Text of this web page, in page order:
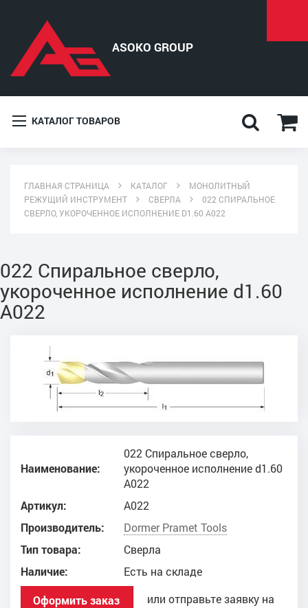
КАТАЛОГ ТОВАРОВ
ГЛАВНАЯ СТРАНИЦА КАТАЛОГ
МОНОЛИТНЫЙ
РЕЖУЩИЙ ИНСТРУМЕНТ
СВЕРЛА
022 СПИРАЛЬНОЕ
СВЕРЛО, УКОРОЧЕННОЕ ИСПОЛНЕНИЕ D1.60 A022
022 Спиральное сверло,
укороченное исполнение d1.60
A022
Наименование:
022 Спиральное сверло,
укороченное исполнение d1.60
A022
Артикул:
A022
Производитель:
Dоrmer Pramet Tools
Тип товара:
Сверла
Наличие:
Есть на складе
Оформить заказ
или отправьте заявку на